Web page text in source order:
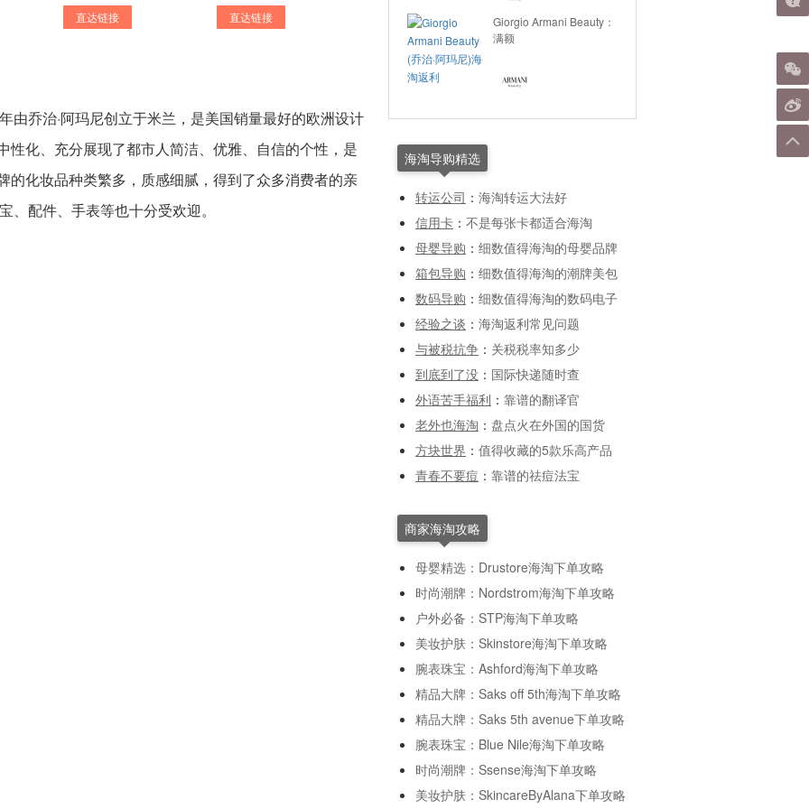
直达链接 直达链接
由乔治·阿玛尼创立于米兰，是美国销量最好的欧洲设计
性化、充分展现了都市人简洁、优雅、自信的个性，是
的化妆品种类繁多，质感细腻，得到了众多消费者的亲
配件、手表等也十分受欢迎。
Giorgio Armani Beauty：
满额
海淘导购精选
转运公司 ： 海淘转运大法好
信用卡 ： 不是每张卡都适合海淘
母婴导购 ： 细数值得海淘的母婴品牌
箱包导购 ： 细数值得海淘的潮牌美包
数码导购 ： 细数值得海淘的数码电子
经验之谈 ： 海淘返利常见问题
与被税抗争 ： 关税税率知多少
到底到了没 ： 国际快递随时查
外语苦手福利 ： 靠谱的翻译官
老外也海淘 ： 盘点火在外国的国货
方块世界 ： 值得收藏的5款乐高产品
青春不要痘 ： 靠谱的祛痘法宝
商家海淘攻略
母婴精选：Drustore海淘下单攻略
时尚潮牌：Nordstrom海淘下单攻略
户外必备：STP海淘下单攻略
美妆护肤：Skinstore海淘下单攻略
腕表珠宝：Ashford海淘下单攻略
精品大牌：Saks off 5th海淘下单攻略
精品大牌：Saks 5th avenue下单攻略
腕表珠宝：Blue Nile海淘下单攻略
时尚潮牌：Ssense海淘下单攻略
美妆护肤：SkincareByAlana下单攻略